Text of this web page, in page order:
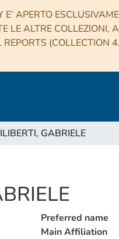
E’ APERTO
LE ALTRE COLLEZIONI,
GABRIELE
Preferred name
Main Affiliation